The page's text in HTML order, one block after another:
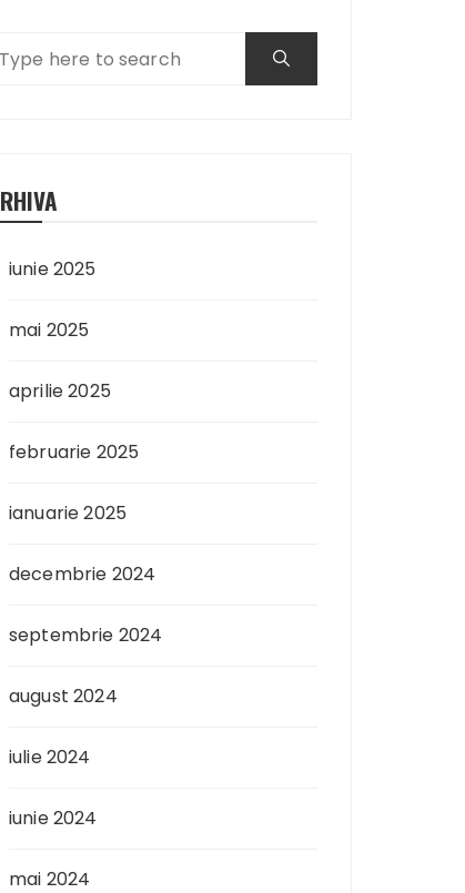
iunie 2025
mai 2025
aprilie 2025
februarie 2025
ianuarie 2025
decembrie 2024
septembrie 2024
august 2024
iulie 2024
iunie 2024
mai 2024